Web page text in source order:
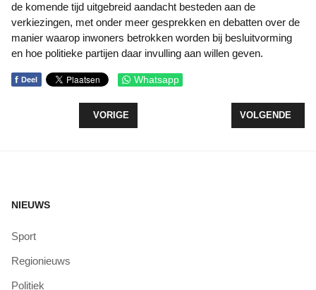
de komende tijd uitgebreid aandacht besteden aan de
verkiezingen, met onder meer gesprekken en debatten over de
manier waarop inwoners betrokken worden bij besluitvorming
en hoe politieke partijen daar invulling aan willen geven.
f Deel Whatsapp
VORIG ARTIKEL: DIGITALE KIESHULP
VORIGE VOLGENDE
VOLGENDE
NIEUWS
Sport
Regionieuws
Politiek